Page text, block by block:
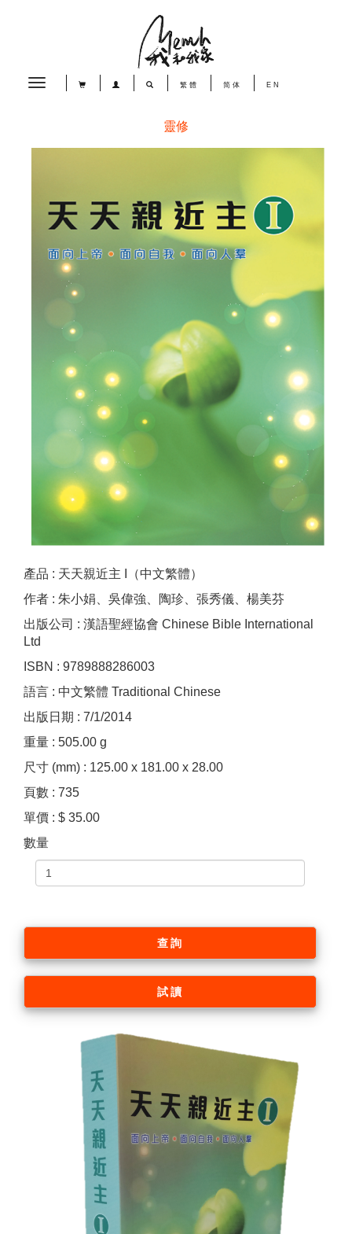
Toggle
繁體 简体 EN
靈修
產品 : 天天親近主 I（中文繁體）
作者 : 朱小娟、吳偉強、陶珍、張秀儀、楊美芬
出版公司 : 漢語聖經協會 Chinese Bible International
Ltd
ISBN : 9789888286003
語言 : 中文繁體 Traditional Chinese
出版日期 : 7/1/2014
重量 : 505.00 g
尺寸 (mm) : 125.00 x 181.00 x 28.00
頁數 : 735
單價 : $ 35.00
數量
查詢
試讀